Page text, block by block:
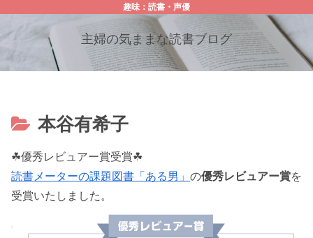
趣味：読書・声優
主婦の気ままな読書ブログ
本谷有希子
☘優秀レビュアー賞受賞☘
読書メーターの課題図書「ある男」 の優秀レビュアー賞を
受賞いたしました。